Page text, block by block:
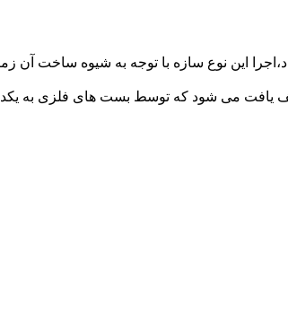
این نوع سازه با توجه به شیوه ساخت آن
یافت می شود که توسط بست های فلزی به